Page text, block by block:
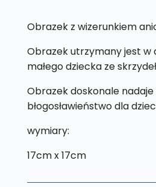
Obrazek z wizerunkiem
Obrazek utrzymany jest w
małego dziecka ze
Obrazek doskonale
błogosławieństwo dla
wymiary:
17cm x 17cm